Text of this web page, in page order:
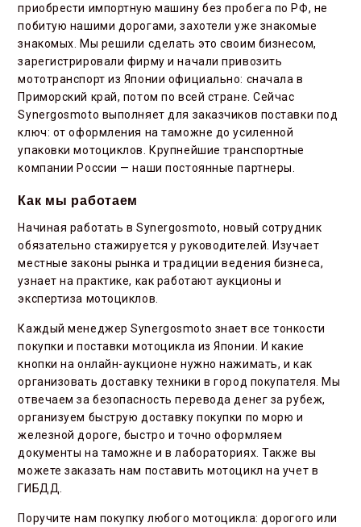
приобрести импортную машину без пробега по РФ, не
побитую нашими дорогами, захотели уже знакомые
знакомых. Мы решили сделать это своим бизнесом,
зарегистрировали фирму и начали привозить
мототранспорт из Японии официально: сначала в
Приморский край, потом по всей стране. Сейчас
Synergosmoto выполняет для заказчиков поставки под
ключ: от оформления на таможне до усиленной
упаковки мотоциклов. Крупнейшие транспортные
компании России — наши постоянные партнеры.
Как мы работаем
Начиная работать в Synergosmoto, новый сотрудник
обязательно стажируется у руководителей. Изучает
местные законы рынка и традиции ведения бизнеса,
узнает на практике, как работают аукционы и
экспертиза мотоциклов.
Каждый менеджер Synergosmoto знает все тонкости
покупки и поставки мотоцикла из Японии. И какие
кнопки на онлайн-аукционе нужно нажимать, и как
организовать доставку техники в город покупателя. Мы
отвечаем за безопасность перевода денег за рубеж,
организуем быструю доставку покупки по морю и
железной дороге, быстро и точно оформляем
документы на таможне и в лабораториях. Также вы
можете заказать нам поставить мотоцикл на учет в
ГИБДД.
Поручите нам покупку любого мотоцикла: дорогого или